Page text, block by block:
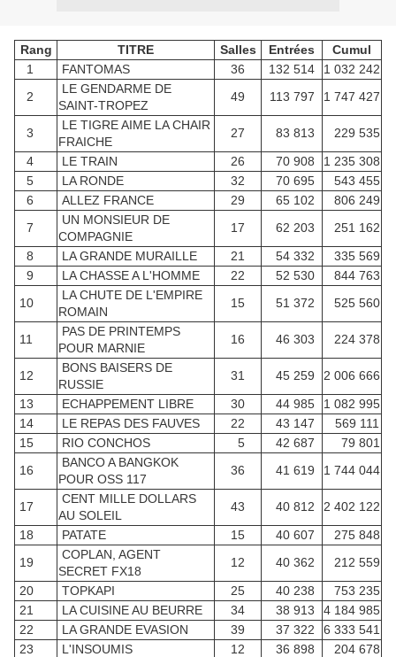
Rang TITRE Salles Entrées
Cumul
1
FANTOMAS 36 132 514
1 032 242
2
LE GENDARME DE
SAINT-TROPEZ
49 113 797 1 747 427
3
LE TIGRE AIME LA CHAIR
FRAICHE
27 83 813
229 535
4
LE TRAIN 26 70 908
1 235 308
5
LA RONDE 32 70 695
543 455
6
ALLEZ FRANCE 29 65 102
806 249
7
UN MONSIEUR DE
COMPAGNIE
17 62 203
251 162
8
LA GRANDE MURAILLE 21 54 332
335 569
9
LA CHASSE A L'HOMME 22 52 530
844 763
10
LA CHUTE DE L'EMPIRE
ROMAIN
15 51 372 525 560
11
PAS DE PRINTEMPS
POUR MARNIE
16 46 303 224 378
12
BONS BAISERS DE
RUSSIE
31 45 259
2 006 666
13
ECHAPPEMENT LIBRE 30 44 985
1 082 995
14
LE REPAS DES FAUVES 22 43 147
569 111
15
RIO CONCHOS 5 42 687
79 801
16
BANCO A BANGKOK
POUR OSS 117
36 41 619 1 744 044
17
CENT MILLE DOLLARS
AU SOLEIL
43 40 812
2 402 122
18
PATATE 15 40 607
275 848
19
COPLAN, AGENT
SECRET FX18
12 40 362
212 559
20
TOPKAPI 25 40 238
753 235
21
LA CUISINE AU BEURRE 34 38 913
4 184 985
22
LA GRANDE EVASION 39 37 322
6 333 541
23
L'INSOUMIS 12 36 898
204 678